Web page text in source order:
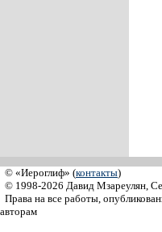
© «Иероглиф» (контакты)
© 1998-2026 Давид Мзареулян,
Права на все работы,
авторам